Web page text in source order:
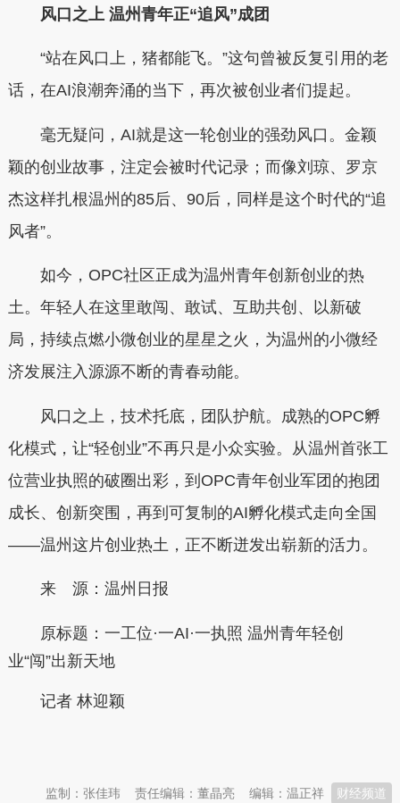
风口之上 温州青年正“追风”成团
“站在风口上，猪都能飞。”这句曾被反复引用的老
话，在AI浪潮奔涌的当下，再次被创业者们提起。
毫无疑问，AI就是这一轮创业的强劲风口。金颖
颖的创业故事，注定会被时代记录；而像刘琼、罗京
杰这样扎根温州的85后、90后，同样是这个时代的“追
风者”。
如今，OPC社区正成为温州青年创新创业的热
土。年轻人在这里敢闯、敢试、互助共创、以新破
局，持续点燃小微创业的星星之火，为温州的小微经
济发展注入源源不断的青春动能。
风口之上，技术托底，团队护航。成熟的OPC孵
化模式，让“轻创业”不再只是小众实验。从温州首张工
位营业执照的破圈出彩，到OPC青年创业军团的抱团
成长、创新突围，再到可复制的AI孵化模式走向全国
——温州这片创业热土，正不断迸发出崭新的活力。
来 源：温州日报
原标题： 一工位·一AI·一执照 温州青年轻创
业“闯”出新天地
记者 林迎颖
财经频道
编辑：温正祥
责任编辑：董晶亮
监制：张佳玮